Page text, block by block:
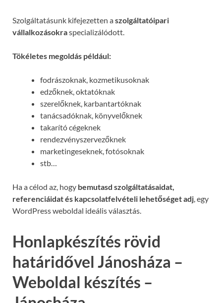
Szolgáltatásunk kifejezetten aszolgáltatóipari
vállalkozásokraspecializálódott.
Tökéletes megoldás például:
fodrászoknak, kozmetikusoknak
edzőknek, oktatóknak
szerelőknek, karbantartóknak
tanácsadóknak, könyvelőknek
takarító cégeknek
rendezvényszervezőknek
marketingeseknek, fotósoknak
stb…
Ha a célod az, hogy bemutasd szolgáltatásaidat,
referenciáidat és kapcsolatfelvételi lehetőséget adj , egy
WordPress weboldal ideális választás.
Honlapkészítés rövid
határidővel Jánosháza –
Weboldal készítés –